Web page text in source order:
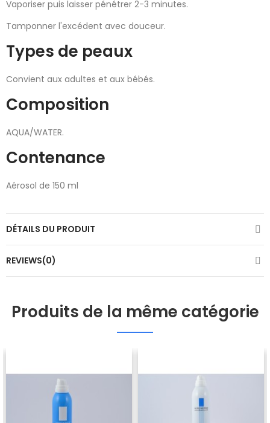
Vaporiser puis laisser pénétrer 2-3 minutes.
Tamponner l'excédent avec douceur.
Types de peaux
Convient aux adultes et aux bébés.
Composition
AQUA/WATER.
Contenance
Aérosol de 150 ml
DÉTAILS DU PRODUIT
REVIEWS(0)
Produits de la même catégorie